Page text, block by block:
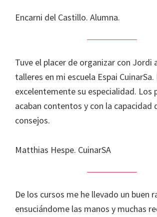
Encarni del Castillo. Alumna.
Tuve el placer de organizar con Jordi
talleres en mi escuela Espai CuinarSa.
excelentemente su especialidad. Los
acaban contentos y con la capacidad
consejos.
Matthias Hespe. CuinarSA
De los cursos me he llevado un buen
ensuciándome las manos y muchas